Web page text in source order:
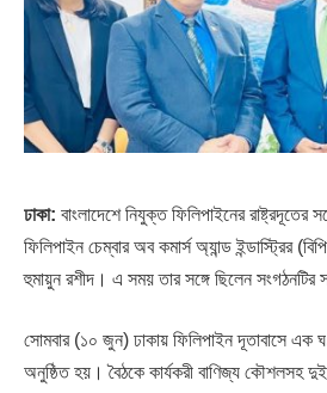
ঢাকা: বাংলাদেশে নিযুক্ত ফিলিপাইনের রাষ্ট্রদূতের
ফিলিপাইন চেম্বার অব কমার্স অ্যান্ড ইন্ডাস্ট্রির
হুমায়ুন রশীদ। এ সময় তার সঙ্গে ছিলেন
সোমবার (১০ জুন) ঢাকায় ফিলিপাইন দূতাবাসে এক
অনুষ্ঠিত হয়। বৈঠকে কার্যকরী বাণিজ্য কৌশলসহ